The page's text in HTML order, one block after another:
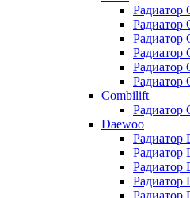
Радиатор
Радиатор
Радиатор
Радиатор
Радиатор
Радиатор
Combilift
Радиатор
Daewoo
Радиатор
Радиатор
Радиатор
Радиатор
Радиатор